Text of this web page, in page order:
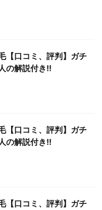
【口コミ、評判】ガチ
の解説付き!!
【口コミ、評判】ガチ
の解説付き!!
【口コミ、評判】ガチ